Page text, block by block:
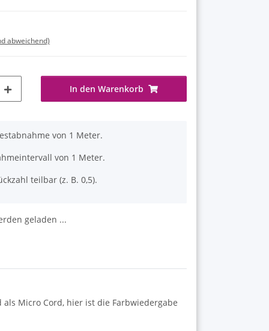
abweichend)
In den Warenkorb
von 1 Meter.
von 1 Meter.
teilbar (z. B. 0,5).
geladen ...
als Micro Cord, hier ist die Farbwiedergabe